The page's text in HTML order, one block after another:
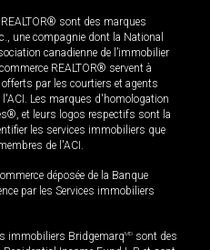
sont des marques
une compagnie dont la National
canadienne de l’immobilier
REALTOR® servent à
par les courtiers et agents
Les marques d'homologation
et leurs logos respectifs sont la
les services immobiliers que
de l'ACI.
déposée de la Banque
par les Services immobiliers
immobiliers BridgemarqMD sont des